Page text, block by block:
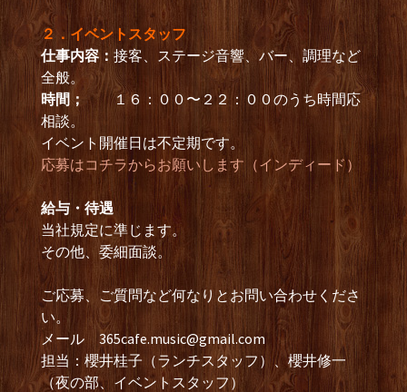
２．イベントスタッフ
仕事内容： 接客、ステージ音響、バー、調理など
全般。
時間； １６：００〜２２：００のうち時間応
相談。
イベント開催日は不定期です。
応募はコチラからお願いします（インディード）
給与・待遇
当社規定に準じます。
その他、委細面談。
ご応募、ご質問など何なりとお問い合わせくださ
い。
メール 365cafe.music@gmail.com
担当：櫻井桂子（ランチスタッフ）、櫻井修一
（夜の部、イベントスタッフ）